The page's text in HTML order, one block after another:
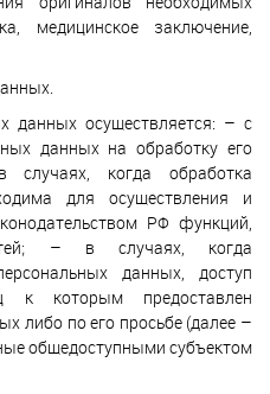
медицинское заключение,
данных осуществляется: – с
данных на обработку его
когда обработка
для осуществления и
РФ функций,
– в случаях, когда
данных, доступ
к которым предоставлен
либо по его просьбе (далее –
общедоступными субъектом